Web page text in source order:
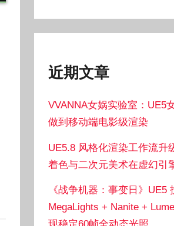
近期文章
VVANNA女娲实验室：UE5
做到移动端电影级渲染
UE5.8 风格化渲染工作流升
着色与二次元美术在虚幻引
《战争机器：事变日》UE5
MegaLights + Nanite +